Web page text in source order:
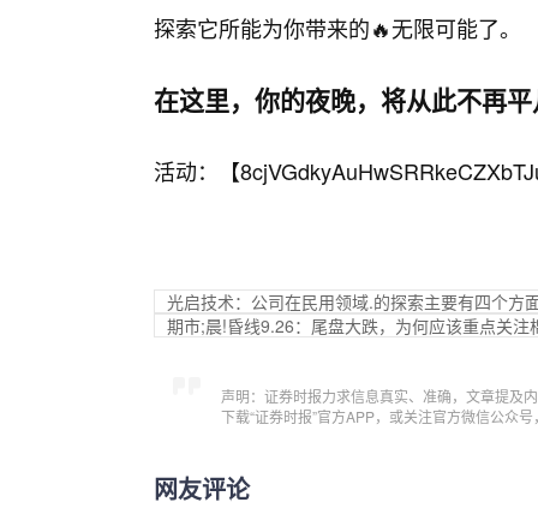
探索它所能为你带来的🔥无限可能了。
在这里，你的夜晚，将从此不再
活动：【
光启技术：公司在民用领域.的探索主要有四个方
期市;晨!昏线9.26：尾盘大跌，为何应该重点关注
声明：证券时报力求信息真实、准确，文章提及
下载“证券时报”官方APP，或关注官方微信公众
网友评论